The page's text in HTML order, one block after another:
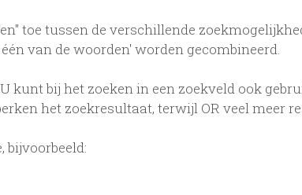
toe tussen de verschillende
van de woorden' worden gecombineerd.
kunt bij het zoeken in een zoekveld ook
het zoekresultaat, terwijl OR veel meer
bijvoorbeeld: